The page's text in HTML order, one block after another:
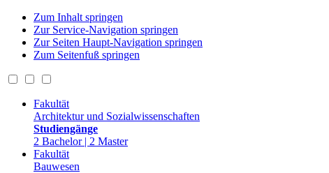
Zum Inhalt springen
Zur Service-Navigation springen
Zur Seiten Haupt-Navigation springen
Zum Seitenfuß springen
Fakultät
Architektur und Sozialwissenschaften
Studiengänge
2 Bachelor | 2 Master
Fakultät
Bauwesen